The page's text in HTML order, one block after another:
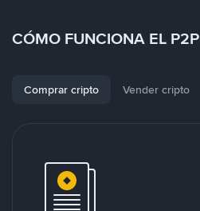
CÓMO FUNCIONA EL P2P
Comprar cripto Vender cripto